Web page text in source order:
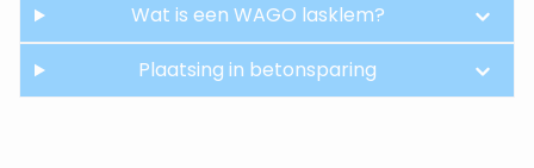
Wat is een WAGO lasklem?
Plaatsing in betonsparing